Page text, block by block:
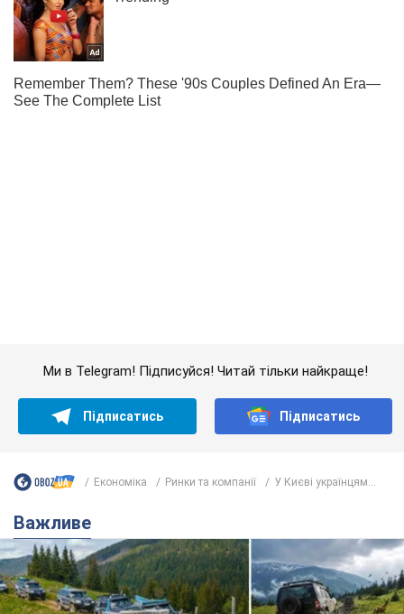
"Джипінг руйнує екосистеми, які формувалися
сотні років": у Greenpeace забили на сполох
У високогір'ї розташовані альпійські та субальпійські луки –
рідкісні природні комплекси, які формувалися протягом
сотень років